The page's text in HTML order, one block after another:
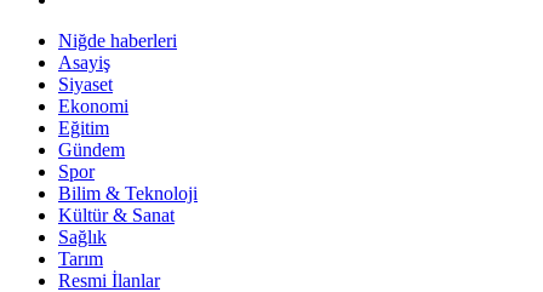
Niğde haberleri
Asayiş
Siyaset
Ekonomi
Eğitim
Gündem
Spor
Bilim & Teknoloji
Kültür & Sanat
Sağlık
Tarım
Resmi İlanlar